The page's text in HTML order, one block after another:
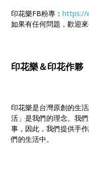
印花樂FB粉專：https://
如果有任何問題，歡迎
印花樂＆印花作夥
印花樂是台灣原創的生
活」是我們的理念。我
事，因此，我們提供手
們的生活中。